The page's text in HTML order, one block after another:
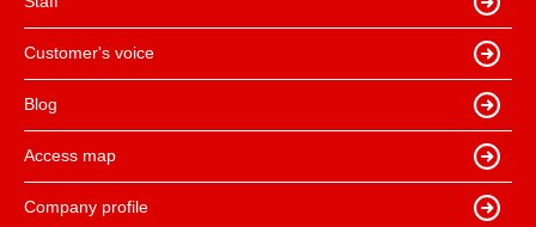
Customer's voice
Blog
Access map
Company profile